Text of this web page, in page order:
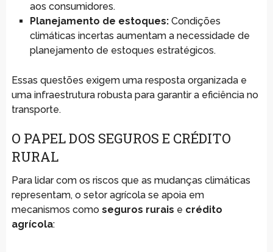
aos consumidores.
Planejamento de estoques:Condições
climáticas incertas aumentam a necessidade de
planejamento de estoques estratégicos.
Essas questões exigem uma resposta organizada e
uma infraestrutura robusta para garantir a eficiência no
transporte.
O PAPEL DOS SEGUROS E CRÉDITO
RURAL
Para lidar com os riscos que as mudanças climáticas
representam, o setor agrícola se apoia em
mecanismos como seguros rurais e crédito
agrícola: